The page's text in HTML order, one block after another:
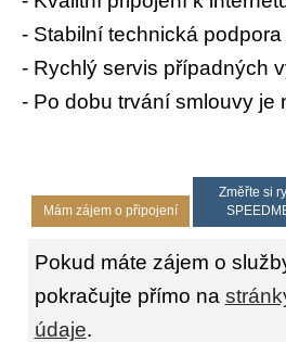
- Stabilní technická
- Rychlý servis případných
- Po dobu trvání smlouvy
Mám zájem o připojení
Změřte si
Pokud máte zájem o
pokračujte přímo na
údaje.